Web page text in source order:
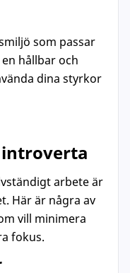
som passar
hållbar och
dina styrkor
introverta
arbete är
Här är några av
vill minimera
fokus.